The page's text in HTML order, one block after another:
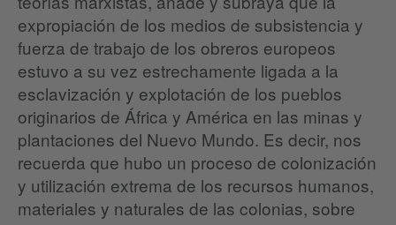
expropiación de los medios de subsistencia y
fuerza de trabajo de los obreros europeos
estuvo a su vez estrechamente ligada a la
esclavización y explotación de los pueblos
originarios de África y América en las minas y
plantaciones del Nuevo Mundo. Es decir, nos
recuerda que hubo un proceso de colonización
y utilización extrema de los recursos humanos,
materiales y naturales de las colonias, sobre